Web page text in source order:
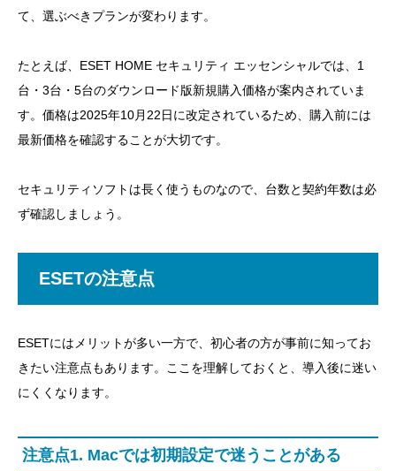
て、選ぶべきプランが変わります。
たとえば、ESET HOME セキュリティ エッセンシャルでは、1
台・3台・5台のダウンロード版新規購入価格が案内されていま
す。価格は2025年10月22日に改定されているため、購入前には
最新価格を確認することが大切です。
セキュリティソフトは長く使うものなので、台数と契約年数は必
ず確認しましょう。
ESETの注意点
ESETにはメリットが多い一方で、初心者の方が事前に知ってお
きたい注意点もあります。ここを理解しておくと、導入後に迷い
にくくなります。
注意点1. Macでは初期設定で迷うことがある